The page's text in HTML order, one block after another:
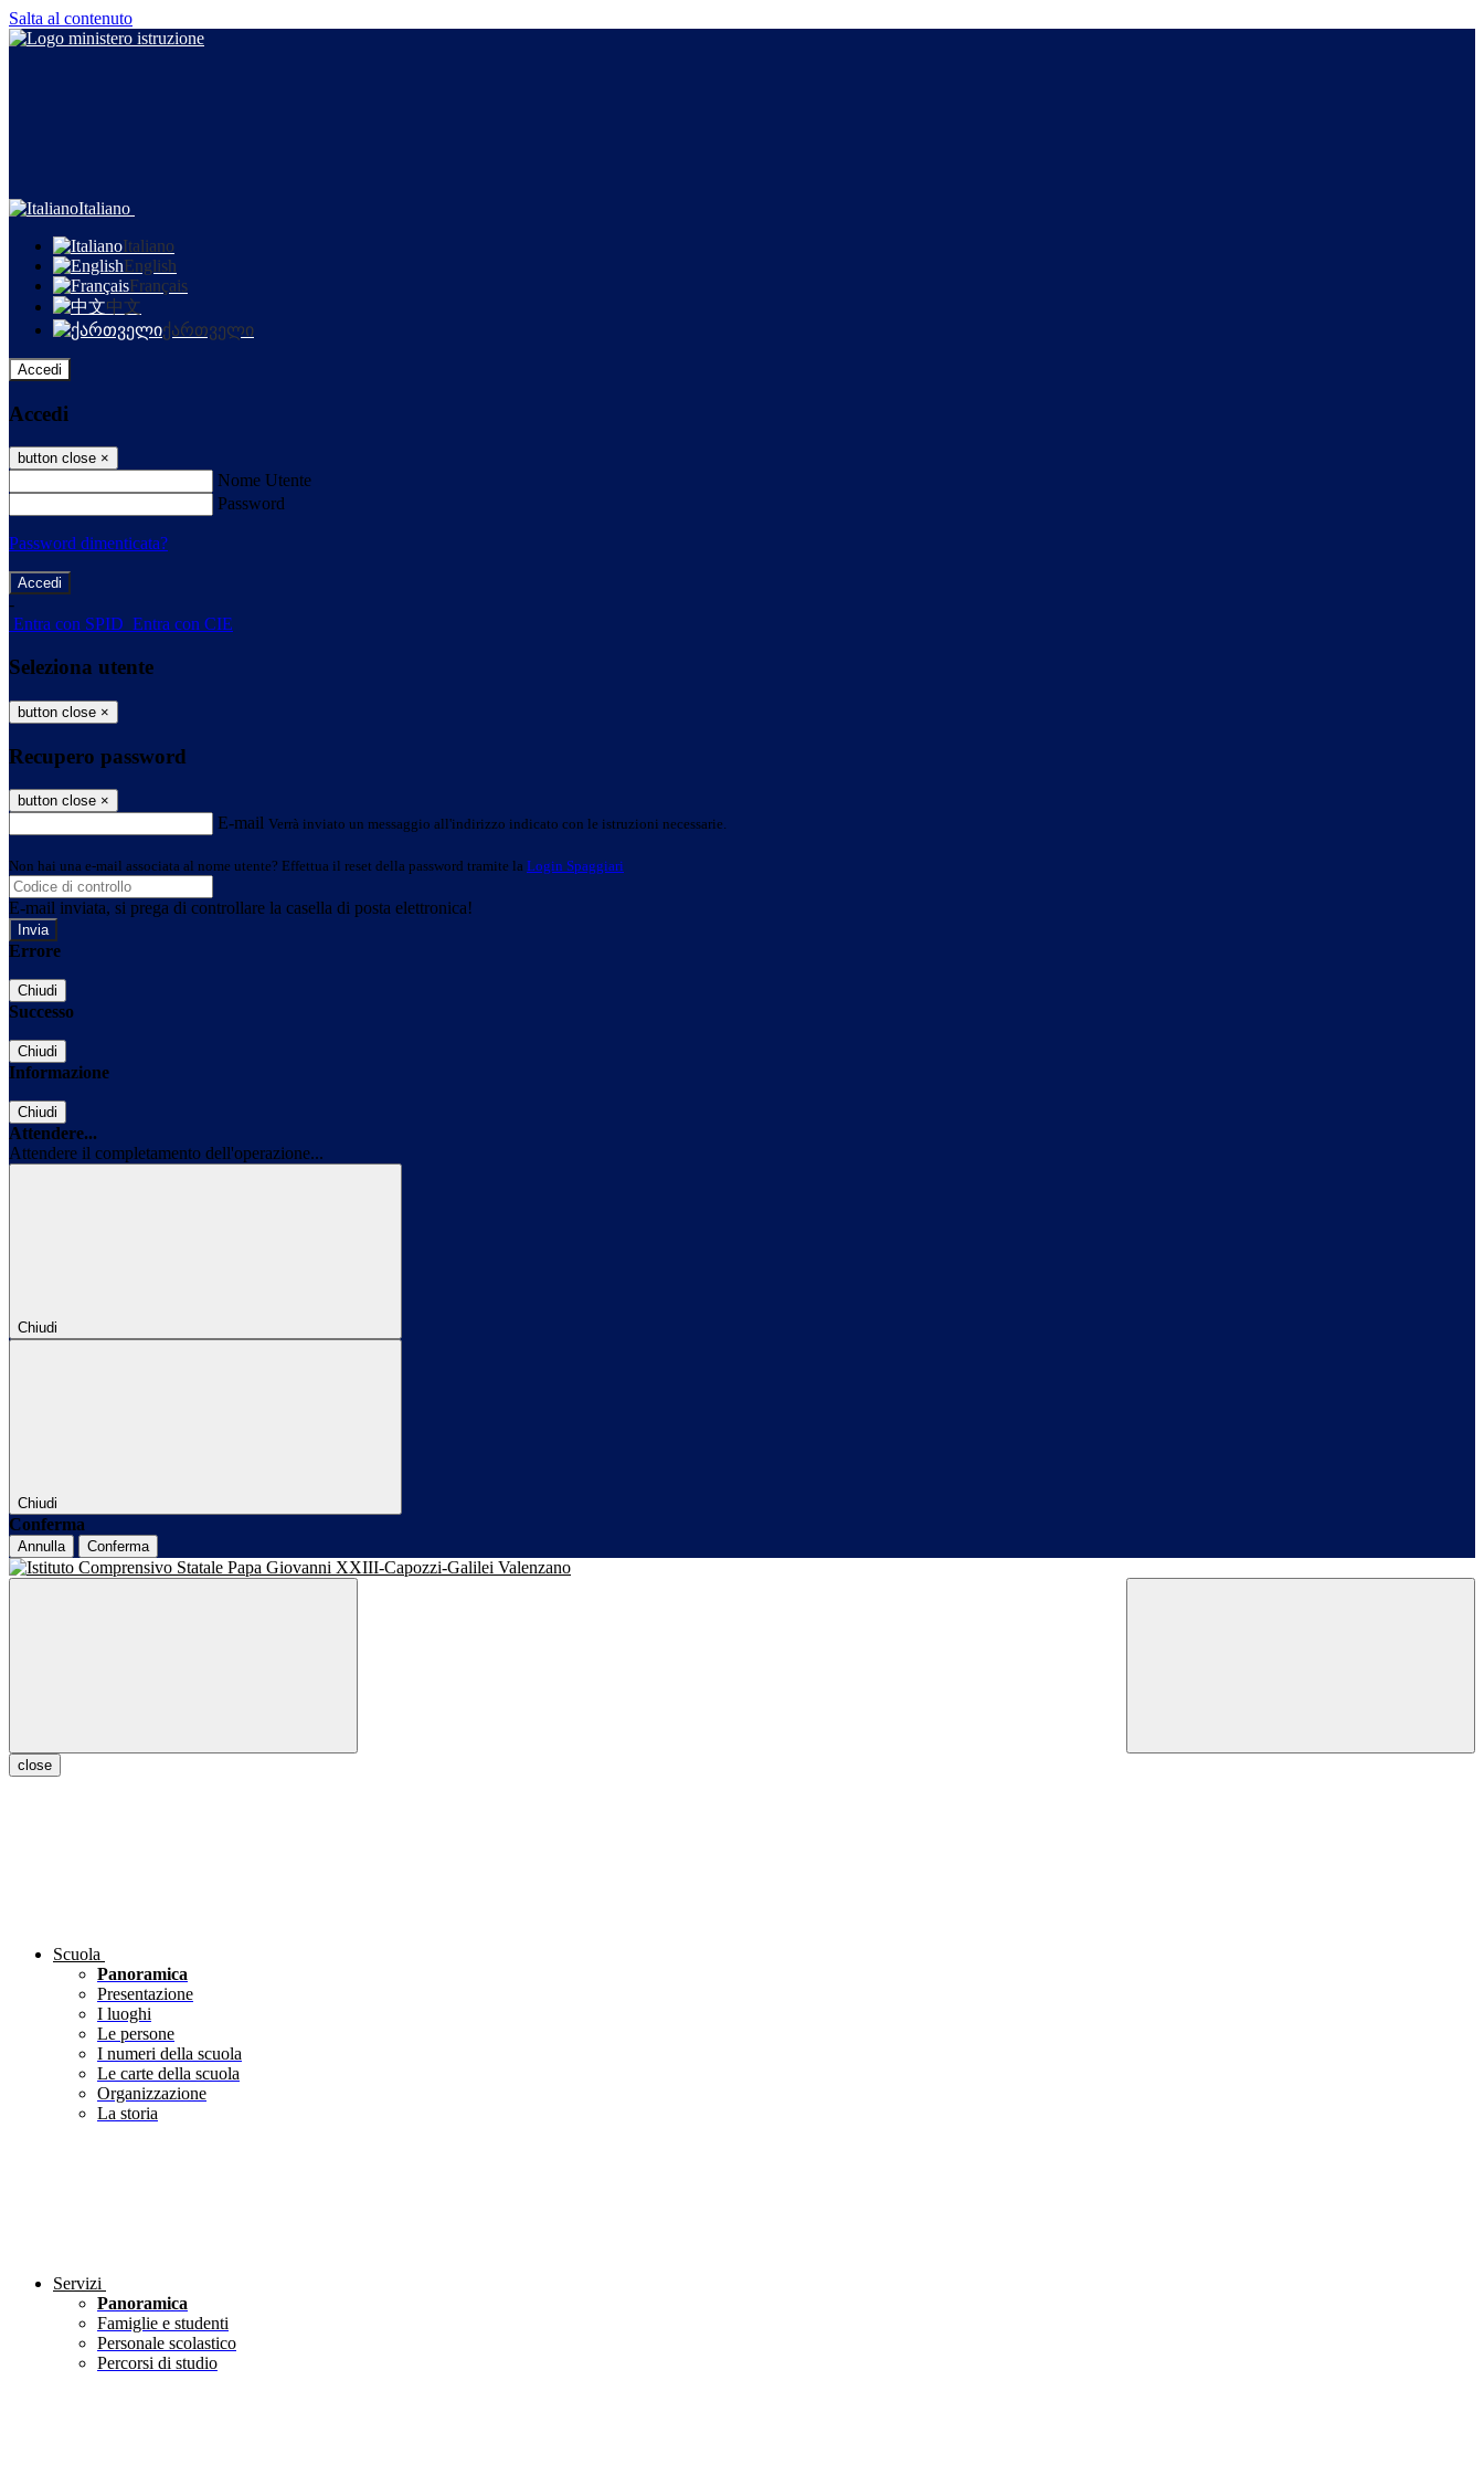
Salta al contenuto
Italiano
Italiano
English
Français
中文
ქართველი
Accedi
Accedi
button close ×
Nome Utente
Password
Password dimenticata?
-
Entra con SPID Entra con CIE
Seleziona utente
button close ×
Recupero password
button close ×
E-mail Verrà inviato un messaggio all'indirizzo indicato con le istruzioni necessarie.
Non hai una e-mail associata al nome utente? Effettua il reset della password tramite la Login Spaggiari
E-mail inviata, si prega di controllare la casella di posta elettronica!
Errore
Chiudi
Successo
Chiudi
Informazione
Chiudi
Attendere...
Attendere il completamento dell'operazione...
Chiudi
Chiudi
Conferma
Annulla Conferma
close
Scuola
Panoramica
Presentazione
I luoghi
Le persone
I numeri della scuola
Le carte della scuola
Organizzazione
La storia
Servizi
Panoramica
Famiglie e studenti
Personale scolastico
Percorsi di studio